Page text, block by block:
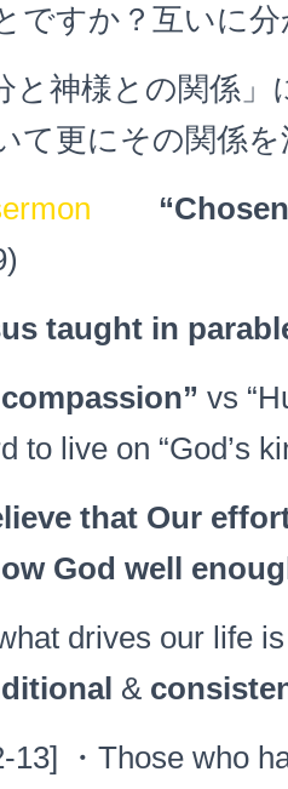
ですか？互いに分
神様との関係」
て更にその関係
taught in
” vs
to live on “God’s
that Our
God well
drives our life is
&
・Those who